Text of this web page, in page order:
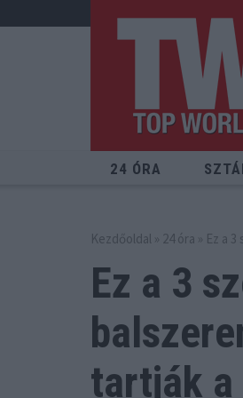
24 ÓRA
Kezdőoldal » 24 óra » Ez a
Ez a 3
tartják a